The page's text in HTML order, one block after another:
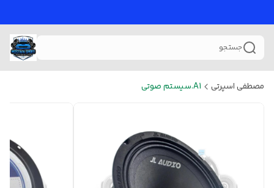
جستجو
مصطفی اسپرتی A1.سیستم صوتی